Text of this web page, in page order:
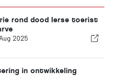
rond dood Ierse toerist
2025
in ontwikkeling